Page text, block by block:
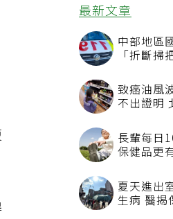
最新文章
中部地區
「折斷
致癌油風
不出證明
長輩每日
保健品更
夏天進出
生病 醫